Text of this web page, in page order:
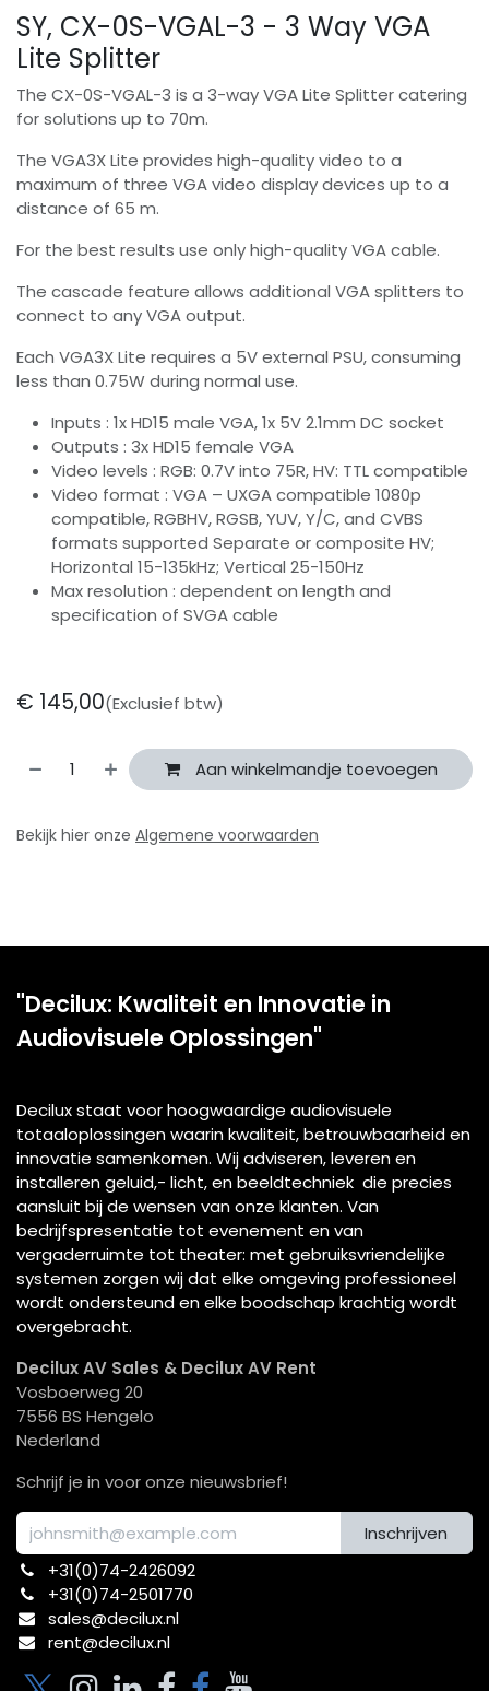
SY, CX-0S-VGAL-3 - 3 Way VGA
Lite Splitter
The CX-0S-VGAL-3 is a 3-way VGA Lite Splitter catering
for solutions up to 70m.
The VGA3X Lite provides high-quality video to a
maximum of three VGA video display devices up to a
distance of 65 m.
For the best results use only high-quality VGA cable.
The cascade feature allows additional VGA splitters to
connect to any VGA output.
Each VGA3X Lite requires a 5V external PSU, consuming
less than 0.75W during normal use.
Inputs : 1x HD15 male VGA, 1x 5V 2.1mm DC socket
Outputs : 3x HD15 female VGA
Video levels : RGB: 0.7V into 75R, HV: TTL compatible
Video format : VGA – UXGA compatible 1080p
compatible, RGBHV, RGSB, YUV, Y/C, and CVBS
formats supported Separate or composite HV;
Horizontal 15-135kHz; Vertical 25-150Hz
Max resolution : dependent on length and
specification of SVGA cable
€ 145,00(Exclusief btw)
Aan winkelmandje toevoegen
Bekijk hier onze Algemene voorwaarden
"Decilux: Kwaliteit en Innovatie in
Audiovisuele Oplossingen"
Decilux staat voor hoogwaardige audiovisuele
totaaloplossingen waarin kwaliteit, betrouwbaarheid en
innovatie samenkomen. Wij adviseren, leveren en
installeren geluid,- licht, en beeldtechniek die precies
aansluit bij de wensen van onze klanten. Van
bedrijfspresentatie tot evenement en van
vergaderruimte tot theater: met gebruiksvriendelijke
systemen zorgen wij dat elke omgeving professioneel
wordt ondersteund en elke boodschap krachtig wordt
overgebracht.
Decilux AV Sales & Decilux AV Rent
Vosboerweg 20
7556 BS Hengelo
Nederland
Schrijf je in voor onze nieuwsbrief!
Inschrijven
+31(0)74-2426092​
+31(0)74-2501770
sales@decilux.nl
rent@decilux.nl